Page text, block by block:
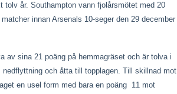
tolv år. Southampton vann fjolårsmötet med 20
innan Arsenals 10-seger den 29 december
av sina 21 poäng på hemmagräset och är tolva i
och åtta till topplagen. Till skillnad mot
en usel form med bara en poäng  11 mot